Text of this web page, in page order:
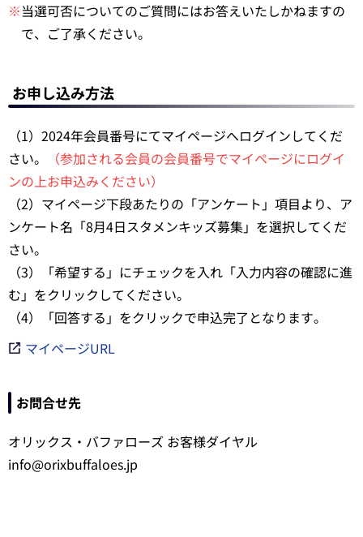
※当選可否についてのご質問にはお答えいたしかねますの
で、ご了承ください。
お申し込み方法
（1）2024年会員番号にてマイページへログインしてくだ
さい。
（参加される会員の会員番号でマイページにログイ
ンの上お申込みください）
（2）マイページ下段あたりの「アンケート」項目より、ア
ンケート名「8月4日スタメンキッズ募集」を選択してくだ
さい。
（3）「希望する」にチェックを入れ「入力内容の確認に進
む」をクリックしてください。
（4）「回答する」をクリックで申込完了となります。
マイページURL
お問合せ先
オリックス・バファローズ お客様ダイヤル
info@orixbuffaloes.jp